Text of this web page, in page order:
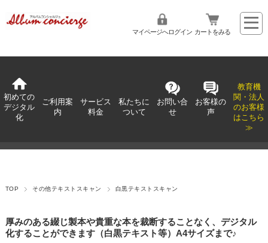
マイページへログイン カートをみる
初めての
デジタル
化
ご利用案
内
サービス
料金
私たちに
ついて
お問い合
せ
お客様の
声
教育機
関・法人
のお客様
はこちら
≫
TOP その他テキストスキャン 白黒テキストスキャン
厚みのある綴じ製本や貴重な本を裁断することなく、デジタル
化することができます（白黒テキスト等）A4サイズまで♪